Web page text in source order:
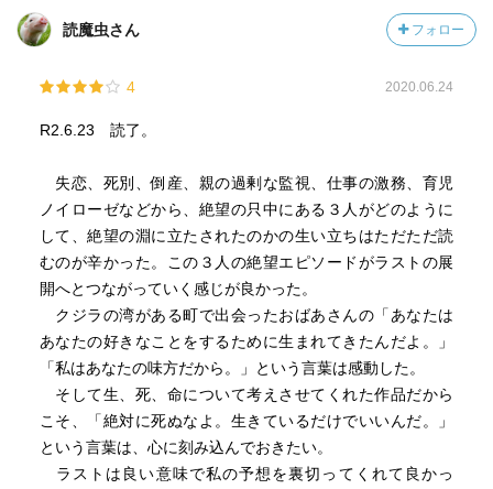
してそれは、そんな物語の中に、『生きる』ということに
想いを馳せ、それでも『生き』ていく人たちの姿を見る物
『二階の部屋のベランダから飛び込めるほどの近さに釣り
る古ぼけた』アパートに暮らすのは主人公の一人・田宮由
人(たみや ゆうと)。『水のそばに住むこと』が『精神状態
にいくらかの安定をもたら』してくれると思う由人が『日
曜日。午前〇時』という時間に釣り堀を見ていると『携帯
が光』ります。『野乃花ちゃん行方不明。連絡つかない』
というメールは『会社の先輩である溝口から』でした。
『携帯をベッドに放り投げ』、『ベッドの上に体を投げ
出』す由人は、『最後に見たミカの顔や、もうこの世には
いない祖母の顔』を思い浮かべます。そして、『ソラナッ
クスとルボックス』、『由人の心を支え』る『二つの錠
剤』を飲む由人は、『去年の十二月』にベッドの上でミカ
に告げられた『星占い』を思い出します。『来年は由人に
読魔虫さん フォロー
4 2020.06.24
R2.6.23 読了。
失恋、死別、倒産、親の過剰な監視、仕事の激務、育児
ノイローゼなどから、絶望の只中にある３人がどのように
して、絶望の淵に立たされたのかの生い立ちはただただ読
むのが辛かった。この３人の絶望エピソードがラストの展
開へとつながっていく感じが良かった。
クジラの湾がある町で出会ったおばあさんの「あなたは
あなたの好きなことをするために生まれてきたんだよ。」
「私はあなたの味方だから。」という言葉は感動した。
そして生、死、命について考えさせてくれた作品だから
こそ、「絶対に死ぬなよ。生きているだけでいいんだ。」
という言葉は、心に刻み込んでおきたい。
ラストは良い意味で私の予想を裏切ってくれて良かっ